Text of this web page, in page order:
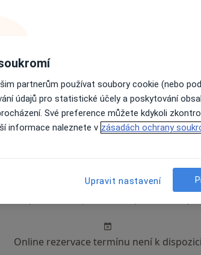
Online rezervace termínu není k dispozici
Rezervovat termín
Zítra So
Online rezervace termínu není k dispozici
partnerům používat soubory cookie (nebo
údajů pro statistické účely a poskytování
Své preference můžete kdykoli
informace naleznete v zásadách ochrany
Upravit nastavení